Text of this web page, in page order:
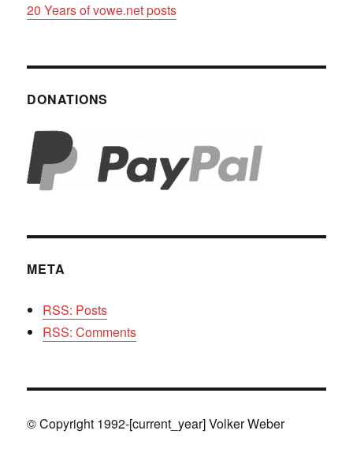
20 Years of vowe.net posts
DONATIONS
META
RSS: Posts
RSS: Comments
© Copyright 1992-[current_year] Volker Weber